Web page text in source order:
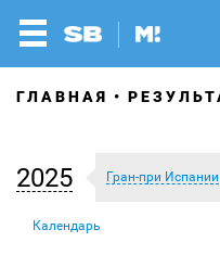
ГЛАВНАЯ
2025 Гран-при Испании
Календарь